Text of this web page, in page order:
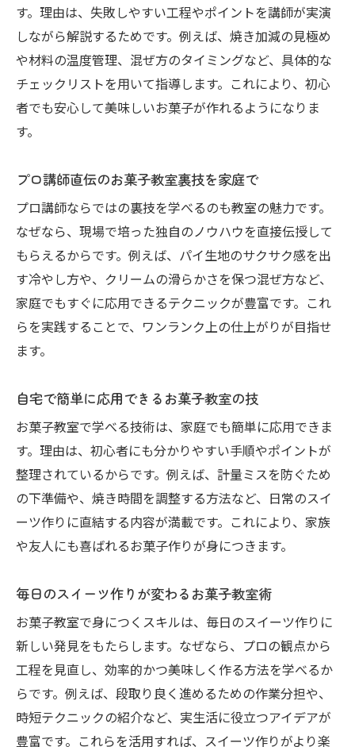
す。理由は、失敗しやすい工程やポイントを講師が実演
しながら解説するためです。例えば、焼き加減の見極め
や材料の温度管理、混ぜ方のタイミングなど、具体的な
チェックリストを用いて指導します。これにより、初心
者でも安心して美味しいお菓子が作れるようになりま
す。
プロ講師直伝のお菓子教室裏技を家庭で
プロ講師ならではの裏技を学べるのも教室の魅力です。
なぜなら、現場で培った独自のノウハウを直接伝授して
もらえるからです。例えば、パイ生地のサクサク感を出
す冷やし方や、クリームの滑らかさを保つ混ぜ方など、
家庭でもすぐに応用できるテクニックが豊富です。これ
らを実践することで、ワンランク上の仕上がりが目指せ
ます。
自宅で簡単に応用できるお菓子教室の技
お菓子教室で学べる技術は、家庭でも簡単に応用できま
す。理由は、初心者にも分かりやすい手順やポイントが
整理されているからです。例えば、計量ミスを防ぐため
の下準備や、焼き時間を調整する方法など、日常のスイ
ーツ作りに直結する内容が満載です。これにより、家族
や友人にも喜ばれるお菓子作りが身につきます。
毎日のスイーツ作りが変わるお菓子教室術
お菓子教室で身につくスキルは、毎日のスイーツ作りに
新しい発見をもたらします。なぜなら、プロの観点から
工程を見直し、効率的かつ美味しく作る方法を学べるか
らです。例えば、段取り良く進めるための作業分担や、
時短テクニックの紹介など、実生活に役立つアイデアが
豊富です。これらを活用すれば、スイーツ作りがより楽